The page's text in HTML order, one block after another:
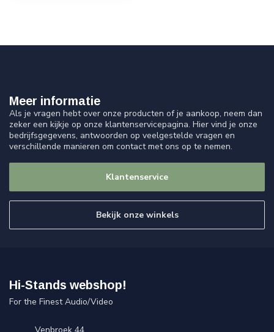
Meer informatie
Als je vragen hebt over onze producten of je aankoop, neem dan
zeker een kijkje op onze klantenservicepagina. Hier vind je onze
bedrijfsgegevens, antwoorden op veelgestelde vragen en
verschillende manieren om contact met ons op te nemen.
Klantenservice
Bekijk onze winkels
Hi-Stands webshop!
For the Finest Audio/Video